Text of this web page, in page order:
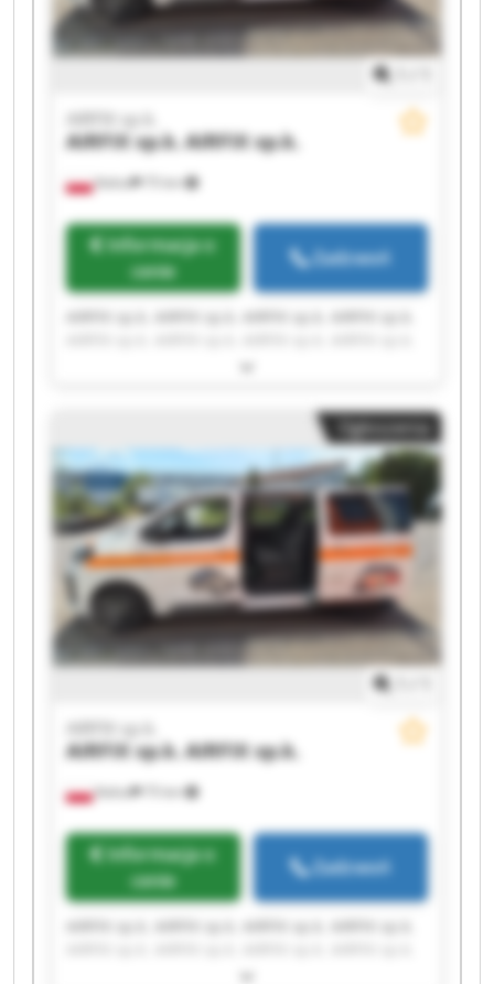
Kalisz 75 km
AIRFIX sp.k.
AIRFIX sp.k.AIRFIX sp.k.
Informacja o
cenie
Zadzwoń
AIRFIX sp.k. AIRFIX sp.k. AIRFIX sp.k. AIRFIX sp.k.
AIRFIX sp.k. AIRFIX sp.k. AIRFIX sp.k. AIRFIX sp.k.
Ogłoszenia
Kalisz 75 km
AIRFIX sp.k.
AIRFIX sp.k.AIRFIX sp.k.
Informacja o
cenie
Zadzwoń
AIRFIX sp.k. AIRFIX sp.k. AIRFIX sp.k. AIRFIX sp.k.